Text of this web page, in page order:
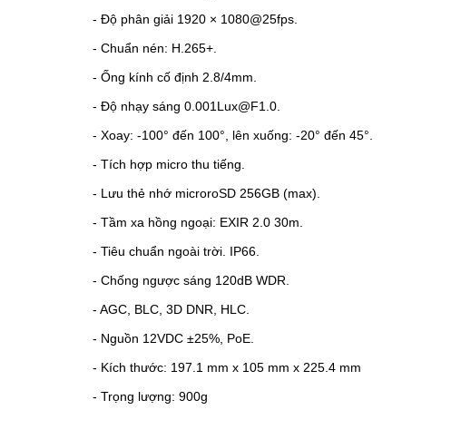
- Độ phân giải 1920 × 1080@25fps.
- Chuẩn nén: H.265+.
- Ống kính cố định 2.8/4mm.
- Độ nhạy sáng 0.001Lux@F1.0.
- Xoay: -100° đến 100°, lên xuống: -20° đến 45°.
- Tích hợp micro thu tiếng.
- Lưu thẻ nhớ microroSD 256GB (max).
- Tầm xa hồng ngoại: EXIR 2.0 30m.
- Tiêu chuẩn ngoài trời. IP66.
- Chống ngược sáng 120dB WDR.
- AGC, BLC, 3D DNR, HLC.
- Nguồn 12VDC ±25%, PoE.
- Kích thước: 197.1 mm x 105 mm x 225.4 mm
- Trọng lượng: 900g